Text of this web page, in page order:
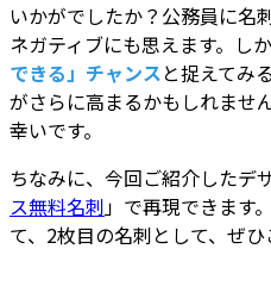
いかがでしたか？公務員に名
ネガティブにも思えます。し
できる」チャンスと捉えてみ
がさらに高まるかもしれませ
幸いです。
ちなみに、今回ご紹介したデ
ス無料名刺」で再現できます
て、2枚目の名刺として、ぜひ